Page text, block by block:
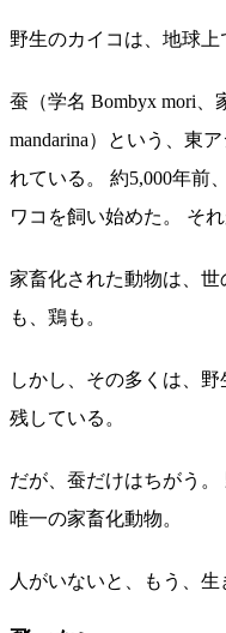
野生のカイコは、地球上
蚕（学名 Bombyx mori、
mandarina）という、東
れている。 約5,000年前
ワコを飼い始めた。 そ
家畜化された動物は、
も、鶏も。
しかし、その多くは、
残している。
だが、蚕だけはちがう。
唯一の家畜化動物。
人がいないと、もう、生